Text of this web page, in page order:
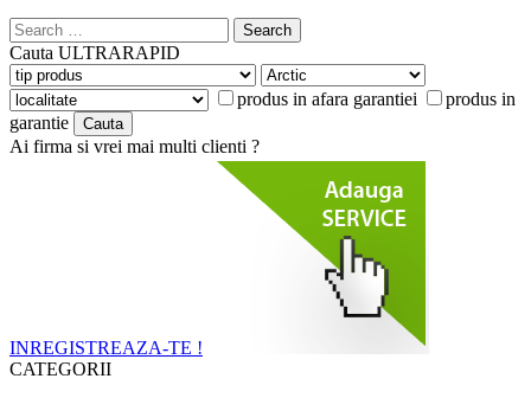
Search
for:
Cauta ULTRARAPID
produs in afara garantiei
produs in
garantie
Ai firma si vrei mai multi clienti ?
INREGISTREAZA-TE !
CATEGORII